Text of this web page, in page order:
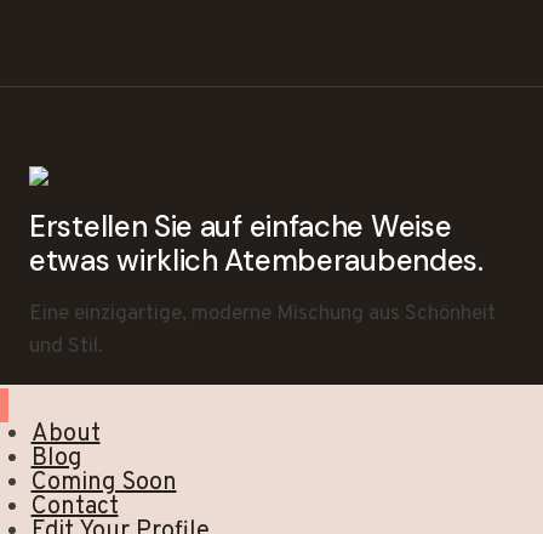
Erstellen Sie auf einfache Weise
etwas wirklich Atemberaubendes.
Eine einzigartige, moderne Mischung aus Schönheit
und Stil.
About
Blog
Coming Soon
Contact